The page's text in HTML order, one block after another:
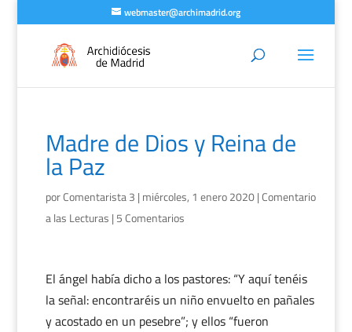
webmaster@archimadrid.org
Madre de Dios y Reina de
la Paz
porComentarista 3 | miércoles, 1 enero 2020|Comentario
a las Lecturas | 5 Comentarios
El ángel había dicho a los pastores: “Y aquí tenéis
la señal: encontraréis un niño envuelto en pañales
y acostado en un pesebre”; y ellos “fueron